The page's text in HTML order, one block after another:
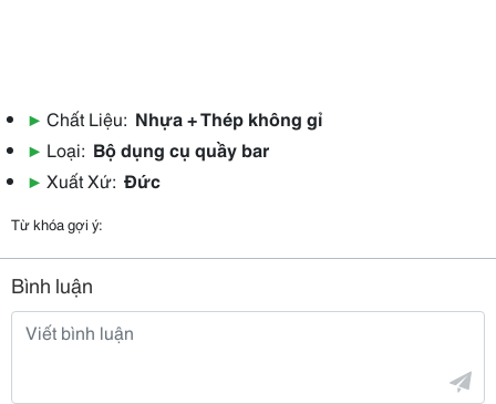
▶ Chất Liệu: Nhựa + Thép không gỉ
▶ Loại: Bộ dụng cụ quầy bar
▶ Xuất Xứ: Đức
Từ khóa gợi ý:
Bình luận